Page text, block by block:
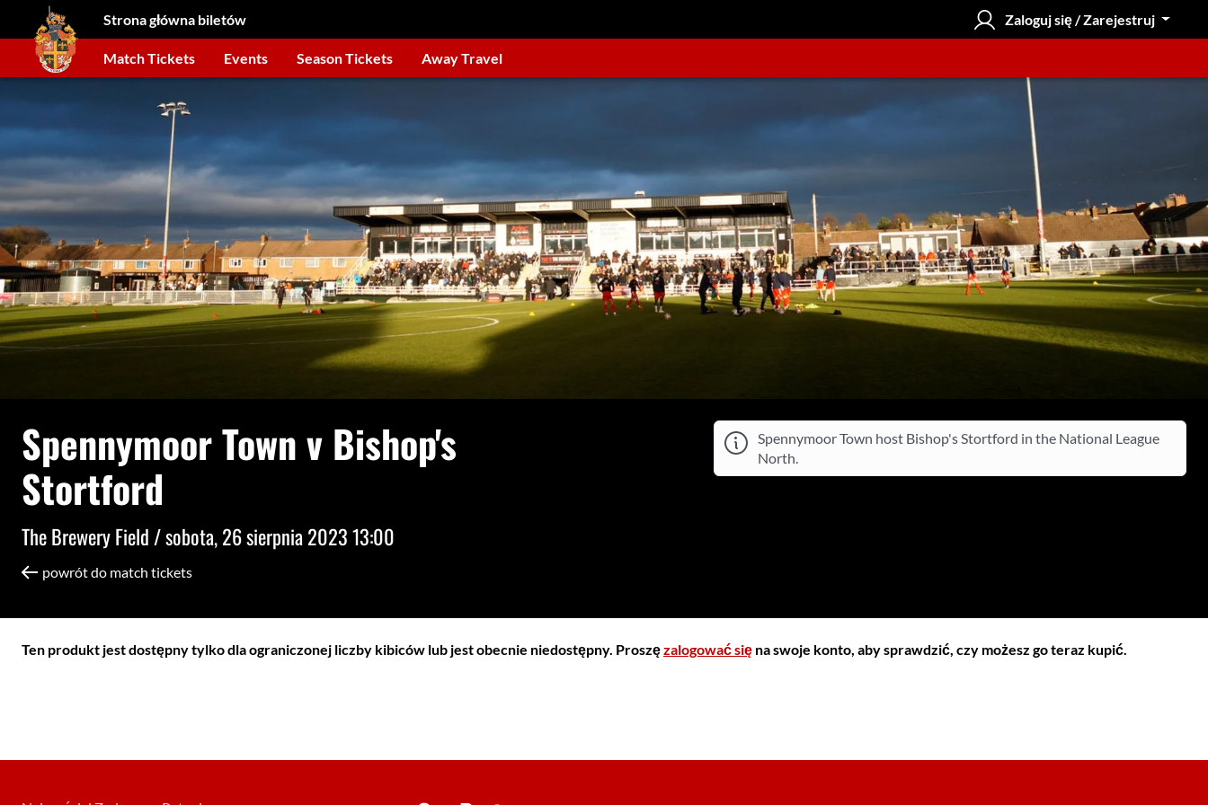
Strona główna biletów Zaloguj się / Zarejestruj
Match Tickets Events Season Tickets Away Travel
Spennymoor Town v Bishop's
Stortford
The Brewery Field /sobota, 26 sierpnia 2023 13:00
powrót do match tickets
Spennymoor Town host Bishop's Stortford in the National League
North.
Ten produkt jest dostępny tylko dla ograniczonej liczby kibiców lub jest obecnie niedostępny. Proszęzalogować się na swoje konto, aby sprawdzić, czy możesz go teraz kupić.